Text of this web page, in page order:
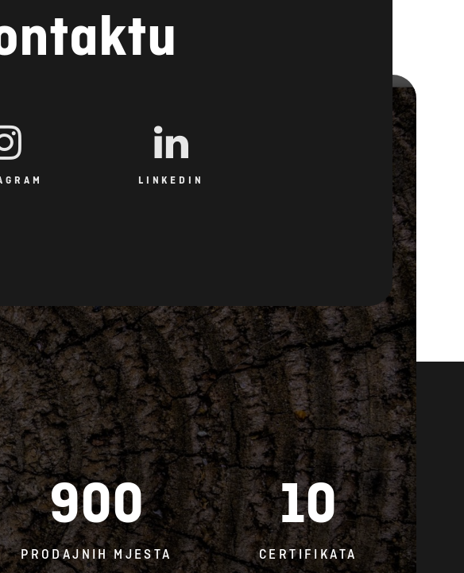
LINKEDIN
900
PRODAJNIH MJESTA
10
CERTIFIKATA